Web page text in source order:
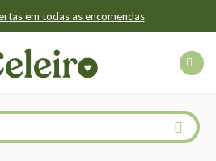
em todas as encomendas